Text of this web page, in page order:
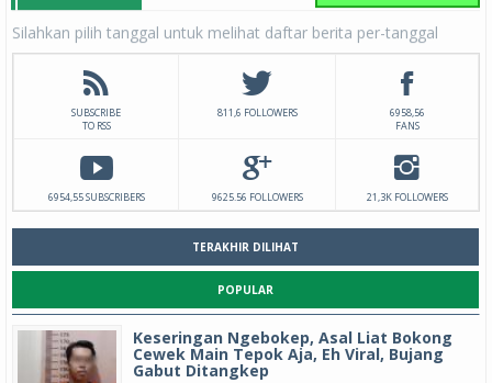
Silahkan pilih tanggal untuk melihat daftar berita per-tanggal
SUBSCRIBE
TO RSS
811,6 FOLLOWERS
6958,56
FANS
6954,55 SUBSCRIBERS 9625.56 FOLLOWERS 21,3K FOLLOWERS
TERAKHIR DILIHAT
POPULAR
Keseringan Ngebokep, Asal Liat Bokong
Cewek Main Tepok Aja, Eh Viral, Bujang
Gabut Ditangkep